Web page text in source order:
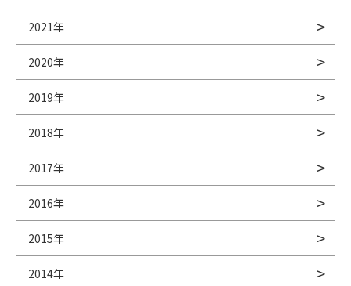
2021年
2020年
2019年
2018年
2017年
2016年
2015年
2014年